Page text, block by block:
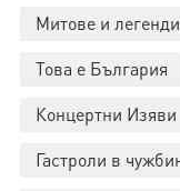
Митове и легенди
Това е България
Концертни Изяви
Гастроли в